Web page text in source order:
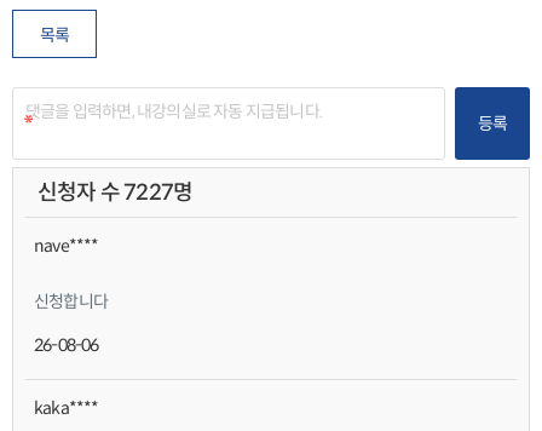
목록
등록
신청자 수 7227명
nave****
신청합니다
26-08-06
kaka****